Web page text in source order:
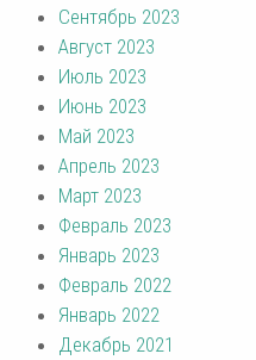
Сентябрь 2023
Август 2023
Июль 2023
Июнь 2023
Май 2023
Апрель 2023
Март 2023
Февраль 2023
Январь 2023
Февраль 2022
Январь 2022
Декабрь 2021